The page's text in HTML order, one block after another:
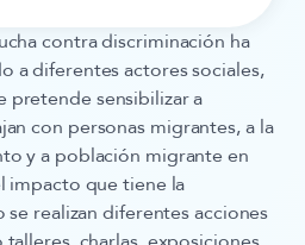
contra discriminación ha
a diferentes actores sociales,
pretende sensibilizar a
con personas migrantes, a la
y a población migrante en
impacto que tiene la
se realizan diferentes acciones